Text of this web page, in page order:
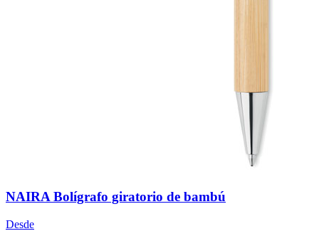
NAIRA Bolígrafo giratorio de bambú
Desde